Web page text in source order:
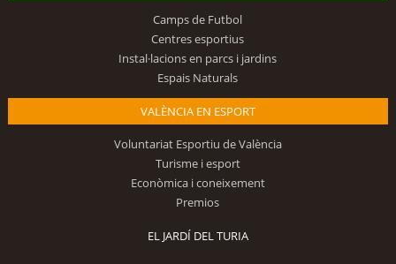
Camps de Futbol
Centres esportius
Instal·lacions en parcs i jardins
Espais Naturals
VALÈNCIA EN ESPORT
Voluntariat Esportiu de València
Turisme i esport
Econòmica i coneixement
Premios
EL JARDÍ DEL TURIA